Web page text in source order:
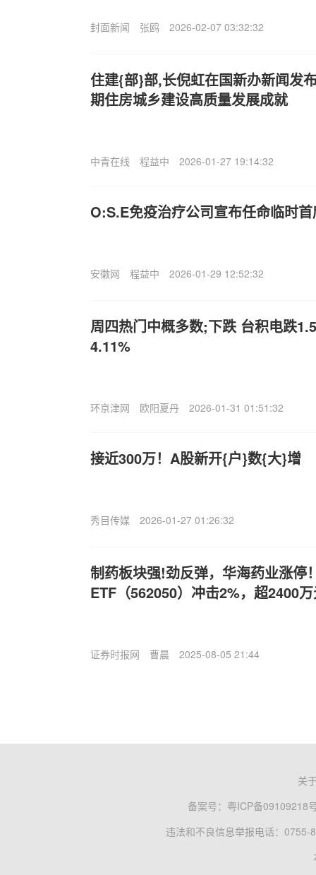
封面新闻 张鸥 2026-02-07 03:32:32
住建{部}部,长倪虹在国新办新闻发
期住房城乡建设高质量发展成就
中青在线 程益中 2026-01-27 19:14:32
O:S.E免疫治疗公司宣布任命临时
安徽网 程益中 2026-01-29 12:52:32
周四热门中概多数;下跌 台积电跌
4.11%
环京津网 欧阳夏丹 2026-01-31 01:51:32
接近300万！A股新开{户}数{大}增
秀目传媒 2026-01-27 01:26:32
制药板块强!劲反弹，华海药业涨停
ETF（562050）冲击2%，超2400
证券时报网 曹晨 2025-08-05 21:44
关
备案号： 粤ICP备09109218
违法和不良信息举报电话：0755-